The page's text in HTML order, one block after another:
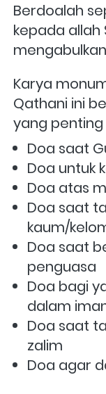
Berdoalah
kepada allah
Karya
Qathani ini
yang
Doa saat
Doa untuk
Doa atas
Doa saat
kaum/
Doa saat
penguasa
Doa bagi
dalam
Doa saat
zalim
Doa agar